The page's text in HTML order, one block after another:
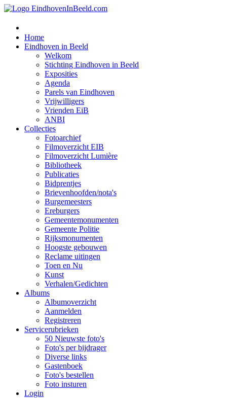
Home
Eindhoven in Beeld
Welkom
Stichting Eindhoven in Beeld
Exposities
Agenda
Parels van Eindhoven
Vrijwilligers
Vrienden EiB
ANBI
Collecties
Fotoarchief
Filmoverzicht EIB
Filmoverzicht Lumière
Bibliotheek
Publicaties
Bidprentjes
Brievenhoofden/nota's
Burgemeesters
Ereburgers
Gemeentemonumenten
Gemeente Politie
Rijksmonumenten
Hoogste gebouwen
Reclame uitingen
Toen en Nu
Kunst
Verhalen/Gedichten
Albums
Albumoverzicht
Aanmelden
Registreren
Servicerubrieken
50 Nieuwste foto's
Foto's per bijdrager
Diverse links
Gastenboek
Foto's bestellen
Foto insturen
Login